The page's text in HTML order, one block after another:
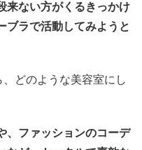
来ない方がくるきっかけ
ブラで活動してみようと
どのような美容室にし
、ファッションのコーデ